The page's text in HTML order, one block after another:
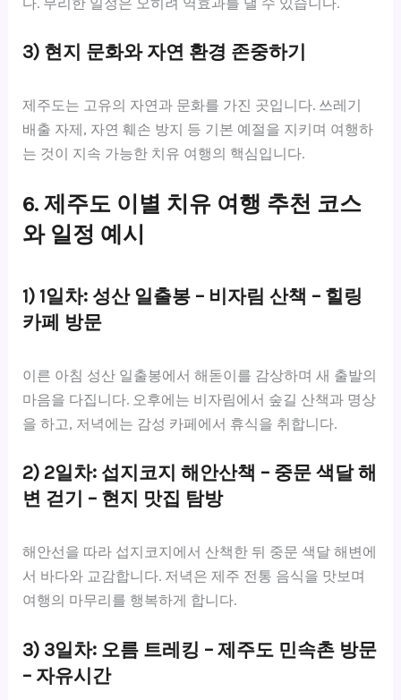
3) 현지 문화와 자연 환경 존중하기
제주도는 고유의 자연과 문화를 가진 곳입니다. 쓰레기
배출 자제, 자연 훼손 방지 등 기본 예절을 지키며 여행하
는 것이 지속 가능한 치유 여행의 핵심입니다.
6. 제주도 이별 치유 여행 추천 코스
와 일정 예시
1) 1일차: 성산 일출봉 – 비자림 산책 – 힐링
카페 방문
이른 아침 성산 일출봉에서 해돋이를 감상하며 새 출발의
마음을 다집니다. 오후에는 비자림에서 숲길 산책과 명상
을 하고, 저녁에는 감성 카페에서 휴식을 취합니다.
2) 2일차: 섭지코지 해안산책 – 중문 색달 해
변 걷기 – 현지 맛집 탐방
해안선을 따라 섭지코지에서 산책한 뒤 중문 색달 해변에
서 바다와 교감합니다. 저녁은 제주 전통 음식을 맛보며
여행의 마무리를 행복하게 합니다.
3) 3일차: 오름 트레킹 – 제주도 민속촌 방문
– 자유시간